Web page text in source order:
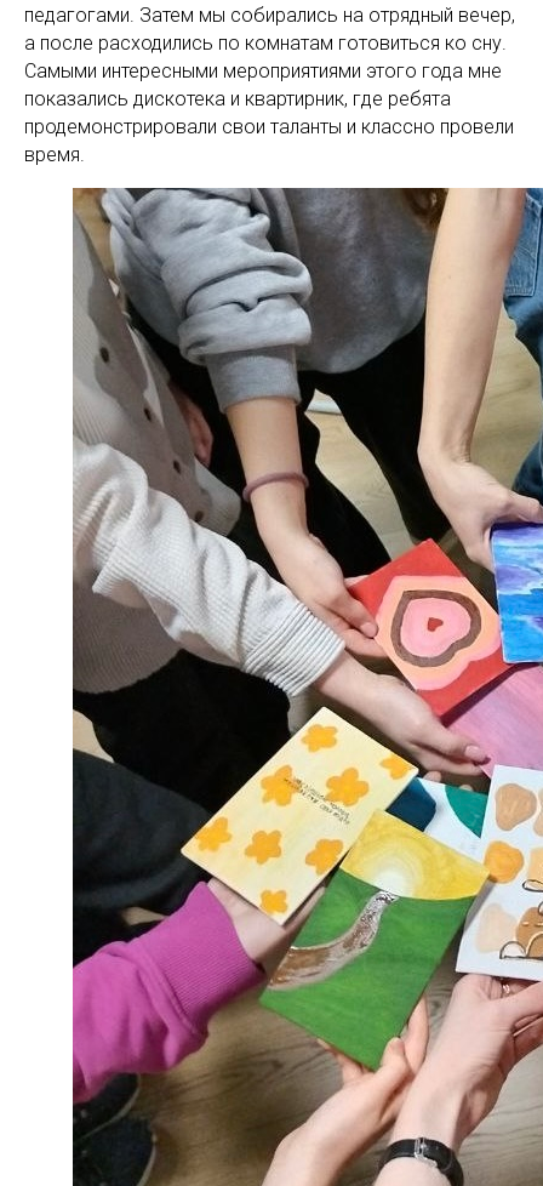
педагогами. Затем мы собирались на отрядный вечер,
а после расходились по комнатам готовиться ко сну.
Самыми интересными мероприятиями этого года мне
показались дискотека и квартирник, где ребята
продемонстрировали свои таланты и классно провели
время.